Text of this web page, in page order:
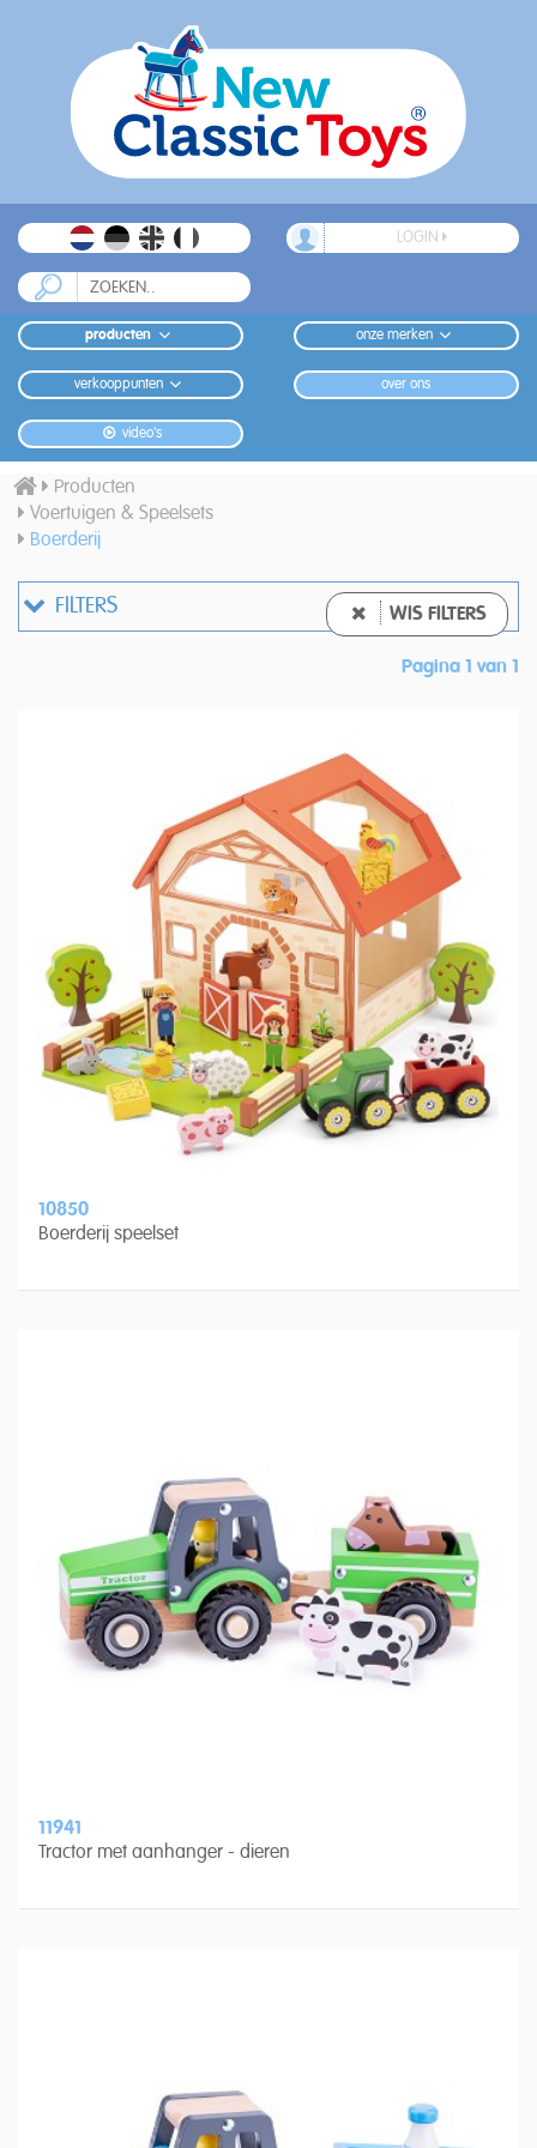
LOGIN
producten onze merken
verkooppunten over ons
video's
Producten
Voertuigen & Speelsets
Boerderij
FILTERS WIS FILTERS
Pagina 1 van 1
10850
Boerderij speelset
11941
Tractor met aanhanger - dieren